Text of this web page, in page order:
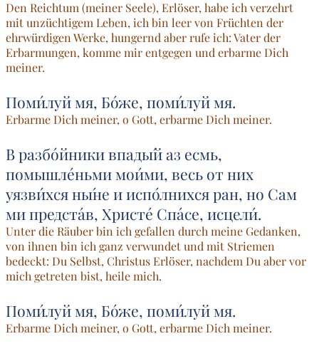
Den Reichtum (meiner Seele), Erlöser, habe ich verzehrt
mit unzüchtigem Leben, ich bin leer von Früchten der
ehrwürdigen Werke, hungernd aber rufe ich: Vater der
Erbarmungen, komme mir entgegen und erbarme Dich
meiner.
Поми́луй мя, Бо́же, поми́луй мя.
Erbarme Dich meiner, o Gott, erbarme Dich meiner.
В разбо́йники впады́й аз есмь,
помышле́ньми мои́ми, весь от них
уязви́хся ны́не и испо́лнихся ран, но Сам
ми предста́в, Христе́ Спа́се, исцели́.
Unter die Räuber bin ich gefallen durch meine Gedanken,
von ihnen bin ich ganz verwundet und mit Striemen
bedeckt: Du Selbst, Christus Erlöser, nachdem Du aber vor
mich getreten bist, heile mich.
Поми́луй мя, Бо́же, поми́луй мя.
Erbarme Dich meiner, o Gott, erbarme Dich meiner.